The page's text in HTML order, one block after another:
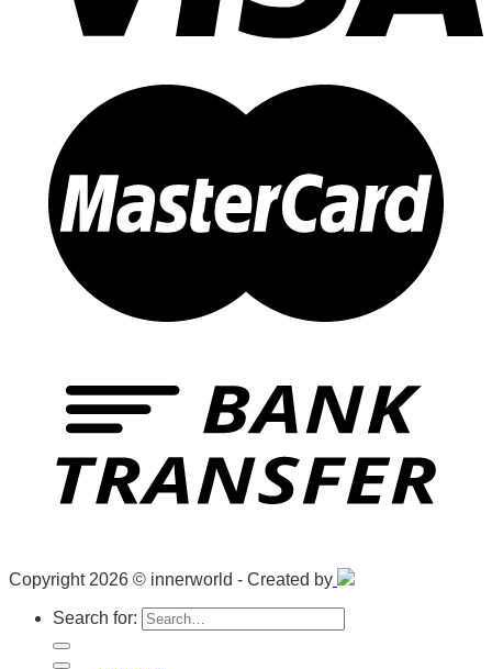
Copyright 2026 © innerworld - Created by
Search for: